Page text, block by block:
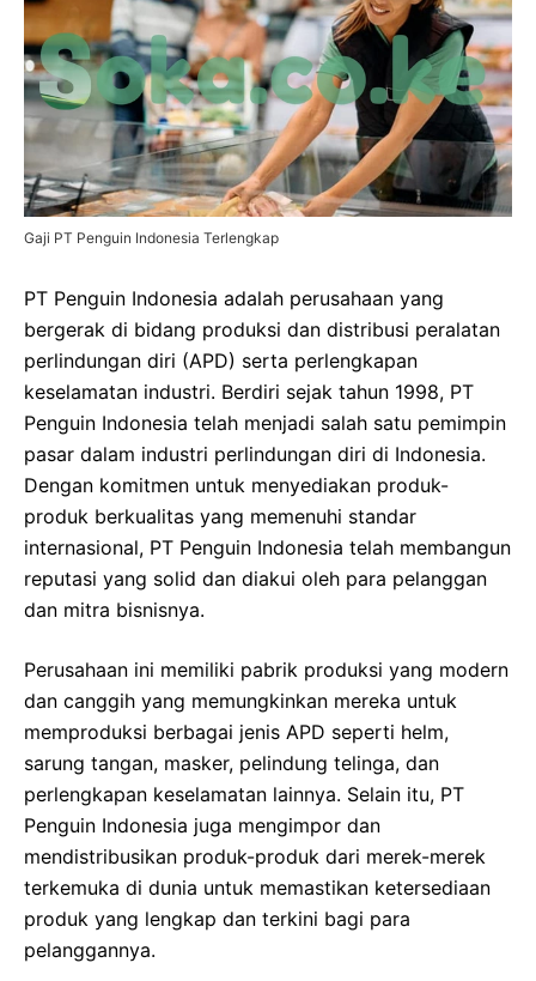
Gaji PT Penguin Indonesia Terlengkap
PT Penguin Indonesia adalah perusahaan yang
bergerak di bidang produksi dan distribusi peralatan
perlindungan diri (APD) serta perlengkapan
keselamatan industri. Berdiri sejak tahun 1998, PT
Penguin Indonesia telah menjadi salah satu pemimpin
pasar dalam industri perlindungan diri di Indonesia.
Dengan komitmen untuk menyediakan produk-
produk berkualitas yang memenuhi standar
internasional, PT Penguin Indonesia telah membangun
reputasi yang solid dan diakui oleh para pelanggan
dan mitra bisnisnya.
Perusahaan ini memiliki pabrik produksi yang modern
dan canggih yang memungkinkan mereka untuk
memproduksi berbagai jenis APD seperti helm,
sarung tangan, masker, pelindung telinga, dan
perlengkapan keselamatan lainnya. Selain itu, PT
Penguin Indonesia juga mengimpor dan
mendistribusikan produk-produk dari merek-merek
terkemuka di dunia untuk memastikan ketersediaan
produk yang lengkap dan terkini bagi para
pelanggannya.